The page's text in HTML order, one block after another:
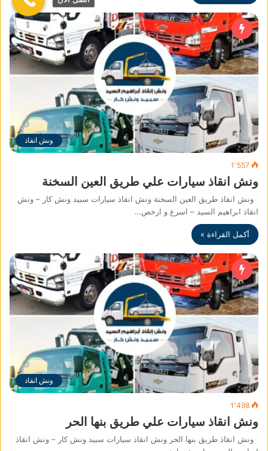
ونش انقاذ
1٬557
ونش انقاذ سيارات علي طريق العين السخنة
ونش انقاذ طريق العين السخنة ونش انقاذ سيارات سبيد ونش كار – ونش
انقاذ ابراهيم السيد – اسرع و ارخص…
أكمل القراءة »
ونش انقاذ
1٬498
ونش انقاذ سيارات علي طريق بنها الحر
ونش انقاذ طريق بنها الحر ونش انقاذ سيارات سبيد ونش كار – ونش انقاذ